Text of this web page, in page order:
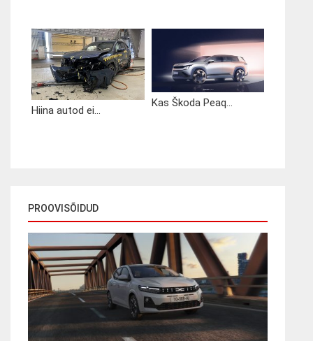
Hiina autod ei...
Kas Škoda Peaq...
PROOVISÕIDUD